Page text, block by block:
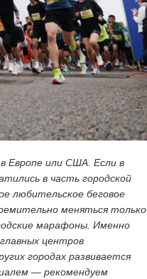
Европе или США. Если в
в часть городской
любительское беговое
меняться только
марафоны. Именно
центров
городах развивается
— рекомендуем